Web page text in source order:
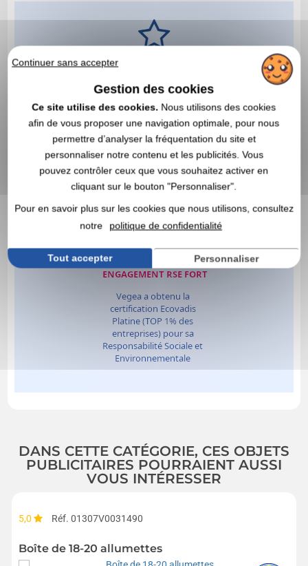
DANS CETTE CATÉGORIE, CES OBJETS
PUBLICITAIRES POURRAIENT AUSSI
VOUS INTÉRESSER
5,0 Réf. 01307V0031490
Boîte de 18-20 allumettes
Continuer sans accepter
Gestion des cookies
Ce site utilise des cookies. Nous utilisons des cookies
afin de vous proposer une navigation optimale, pour nous
permettre d’analyser la fréquentation du site et
personnaliser notre contenu et les publicités. Vous
pouvez contrôler ceux que vous souhaitez activer en
cliquant sur le bouton "Personnaliser".
Pour en savoir plus sur les cookies que nous utilisons, consultez
notre
politique de confidentialité
Tout accepter Personnaliser